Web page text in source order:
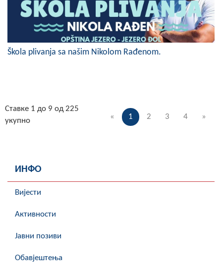
Škola plivanja sa našim Nikolom Rađenom.
« 1 2 3 4 »
Ставке 1 до 9 од 225
укупно
ИНФО
Вијести
Активности
Јавни позиви
Обавјештења